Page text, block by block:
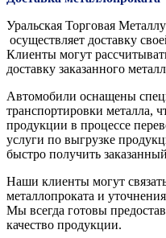
Уральская Торговая
осуществляет доставку
Клиенты могут
доставку заказанного
Автомобили оснащены
транспортировки металла,
продукции в процессе
услуги по выгрузке
быстро получить
Наши клиенты могут
металлопроката и
Мы всегда готовы
качество продукции.